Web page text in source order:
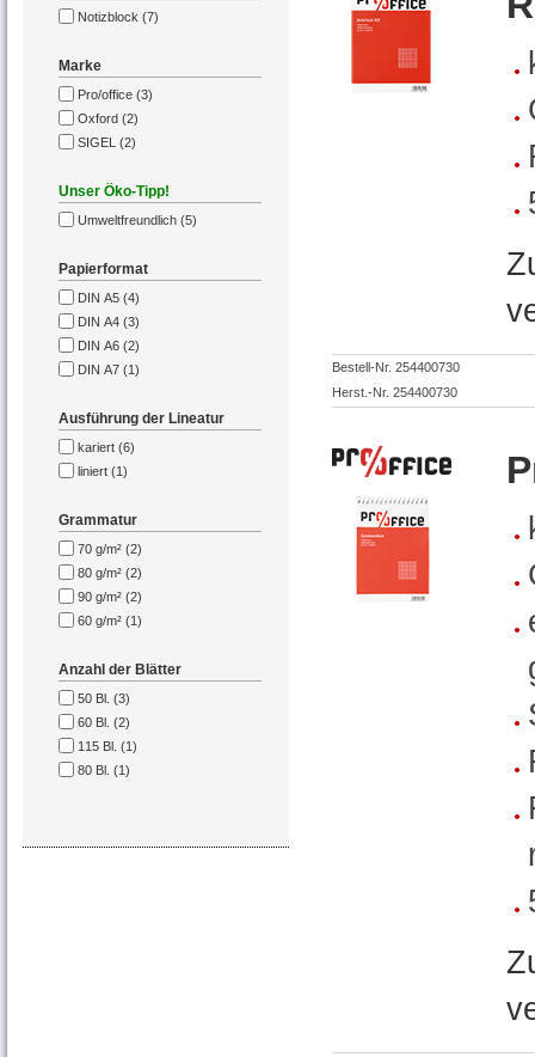
Notizblock (7)
Marke
Pro/office (3)
Oxford (2)
SIGEL (2)
Unser Öko-Tipp!
Umweltfreundlich (5)
Papierformat
DIN A5 (4)
DIN A4 (3)
DIN A6 (2)
DIN A7 (1)
Ausführung der Lineatur
kariert (6)
liniert (1)
Grammatur
70 g/m² (2)
80 g/m² (2)
90 g/m² (2)
60 g/m² (1)
Anzahl der Blätter
50 Bl. (3)
60 Bl. (2)
115 Bl. (1)
80 Bl. (1)
Bestell-Nr. 254400730
Herst.-Nr. 254400730